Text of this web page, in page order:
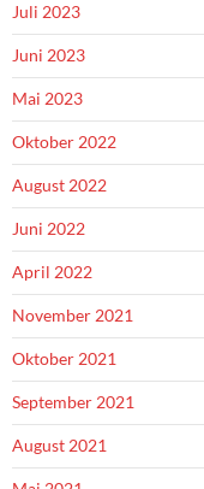
Juli 2023
Juni 2023
Mai 2023
Oktober 2022
August 2022
Juni 2022
April 2022
November 2021
Oktober 2021
September 2021
August 2021